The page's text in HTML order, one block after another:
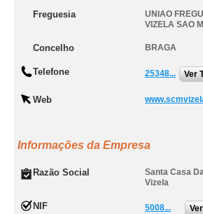
Freguesia
UNIAO
VIZELA SAO
Concelho BRAGA
Telefone 25348... Ver
Web
Informações da Empresa
Razão Social
Santa Casa
Vizela
NIF 5008...